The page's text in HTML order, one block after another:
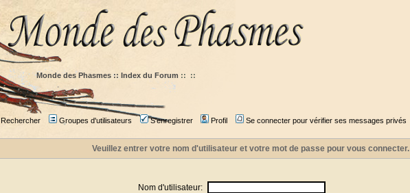
Monde des Phasmes :: Index du Forum :: ::
Rechercher Groupes d'utilisateurs S'enregistrer Profil Se connecter pour vérifier ses messages privés
Veuillez entrer votre nom d'utilisateur et votre mot de passe pour vous connecter.
Nom d'utilisateur: